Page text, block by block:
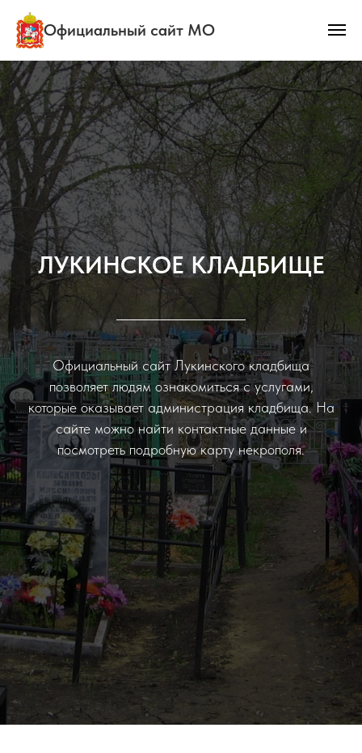
Официальный сайт МО
ЛУКИНСКОЕ КЛАДБИЩЕ
Официальный сайт Лукинского кладбища
позволяет людям ознакомиться с услугами,
которые оказывает администрация кладбища. На
сайте можно найти контактные данные и
посмотреть подробную карту некрополя.